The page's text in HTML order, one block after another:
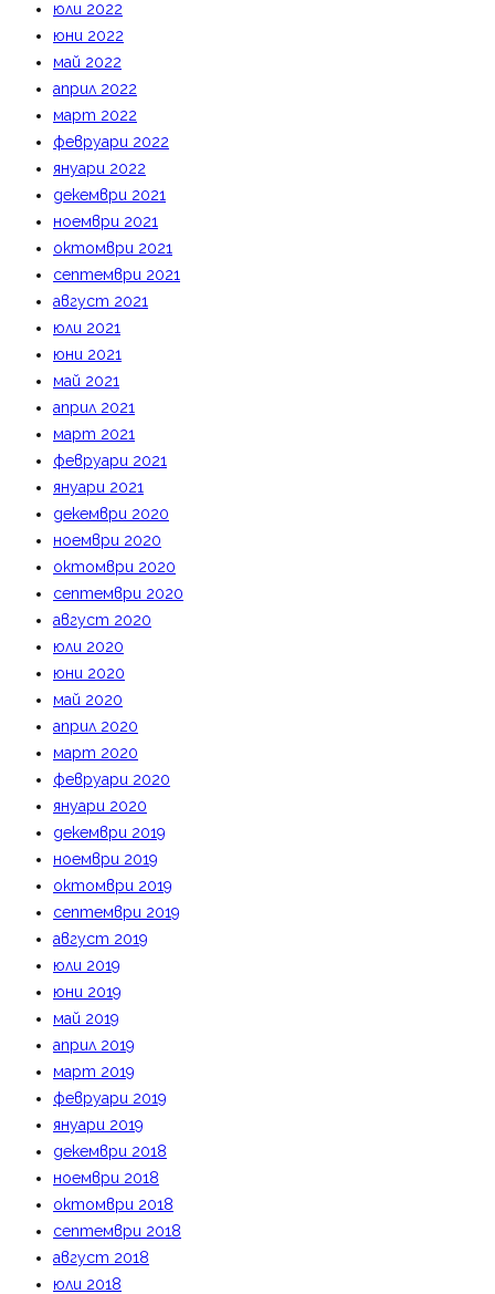
юли 2022
юни 2022
май 2022
април 2022
март 2022
февруари 2022
януари 2022
декември 2021
ноември 2021
октомври 2021
септември 2021
август 2021
юли 2021
юни 2021
май 2021
април 2021
март 2021
февруари 2021
януари 2021
декември 2020
ноември 2020
октомври 2020
септември 2020
август 2020
юли 2020
юни 2020
май 2020
април 2020
март 2020
февруари 2020
януари 2020
декември 2019
ноември 2019
октомври 2019
септември 2019
август 2019
юли 2019
юни 2019
май 2019
април 2019
март 2019
февруари 2019
януари 2019
декември 2018
ноември 2018
октомври 2018
септември 2018
август 2018
юли 2018